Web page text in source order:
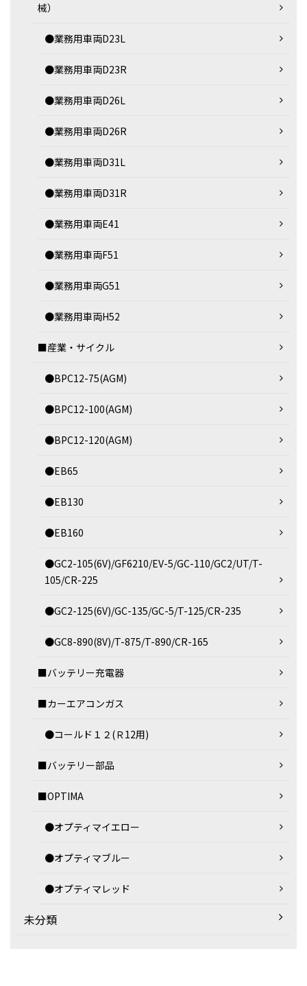
械）
●業務用車両D23L
●業務用車両D23R
●業務用車両D26L
●業務用車両D26R
●業務用車両D31L
●業務用車両D31R
●業務用車両E41
●業務用車両F51
●業務用車両G51
●業務用車両H52
■産業・サイクル
●BPC12-75(AGM)
●BPC12-100(AGM)
●BPC12-120(AGM)
●EB65
●EB130
●EB160
●GC2-105(6V)/GF6210/EV-5/GC-110/GC2/UT/T-
105/CR-225
●GC2-125(6V)/GC-135/GC-5/T-125/CR-235
●GC8-890(8V)/T-875/T-890/CR-165
■バッテリー充電器
■カーエアコンガス
●コールド１２(Ｒ12用)
■バッテリー部品
■OPTIMA
●オプティマイエロー
●オプティマブルー
●オプティマレッド
未分類